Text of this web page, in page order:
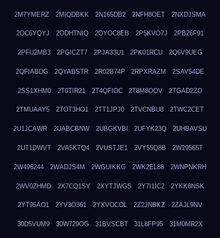
2M7YMERZ 2MIQDBKK 2N165DB2 2NFH8OET 2NXDJSMA
2OC6YQYJ 2ODHTNIQ 2OYOC8EB 2P5KVO7J 2PB26F91
2PFU2MB3 2PGICZT7 2PJA33U1 2PK01RCU 2Q6V9UEG
2QFIABDG 2QYABSTR 2R02B74P 2RPXRAZM 2SAV54DE
2SS1XHM0 2T0TIR21 2T4QFIOC 2T8M8OOV 2TGAD2ZO
2TMUAAY5 2TOT3HO1 2TT1JPJ0 2TVCNBU8 2TWC2CET
2U1JCAWR 2UABCBNW 2UBGKVBI 2UFYK23Q 2UHBAVSU
2UT1DWVT 2VA5KTQ4 2VUSTJE1 2VY55Q8B 2W29565T
2W496244 2WADJS4M 2WGUIKKG 2WK2EL88 2WNPNKRH
2WV0ZHMD 2X7CQ1SY 2XYTJWGS 2Y7I1IC2 2YKK8NSK
2YT95AO1 2YV3O361 2YXVOCOL 2Z2JNBKZ 2ZAJL9NV
30D5VUM9 30W729OG 31BVSCBT 31L8FP95 31M0MR2X